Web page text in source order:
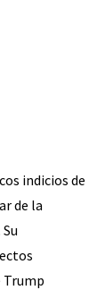
indicios de
de la
Trump